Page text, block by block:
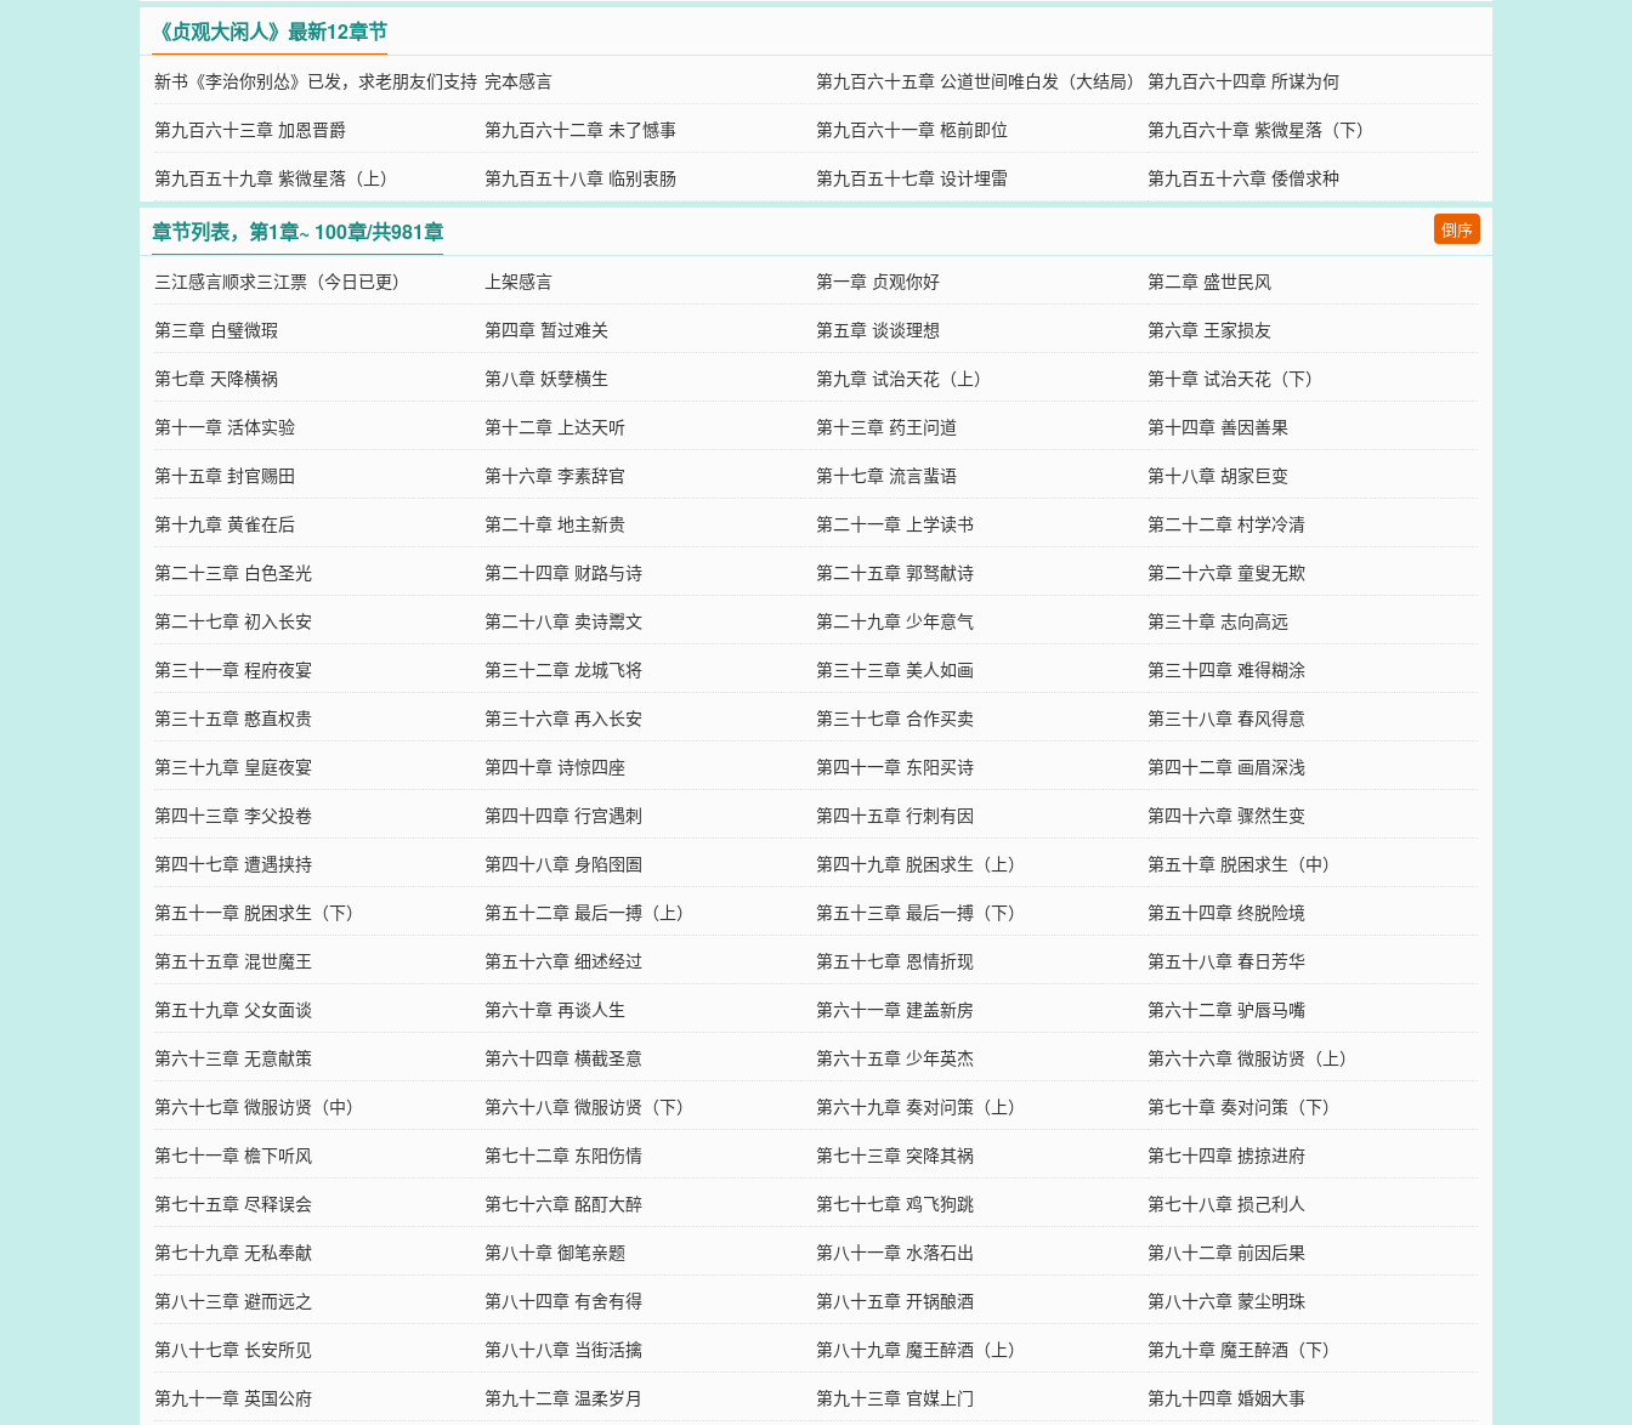
《贞观大闲人》最新12章节
新书《李治你别怂》已发，求老朋友们支持 完本感言 第九百六十五章 公道世间唯白发（大结局） 第九百六十四章 所谋为何
第九百六十三章 加恩晋爵
第九百六十二章 未了憾事 第九百六十一章 柩前即位
第九百六十章 紫微星落（下）
第九百五十九章 紫微星落（上）
第九百五十八章 临别衷肠 第九百五十七章 设计埋雷 第九百五十六章 倭僧求种
章节列表，第1章~ 100章/共981章 倒序
三江感言顺求三江票（今日已更） 上架感言 第一章 贞观你好
第二章 盛世民风
第三章 白璧微瑕
第四章 暂过难关 第五章 谈谈理想
第六章 王家损友
第七章 天降横祸
第八章 妖孽横生 第九章 试治天花（上）
第十章 试治天花（下）
第十一章 活体实验
第十二章 上达天听 第十三章 药王问道
第十四章 善因善果
第十五章 封官赐田
第十六章 李素辞官 第十七章 流言蜚语
第十八章 胡家巨变
第十九章 黄雀在后
第二十章 地主新贵 第二十一章 上学读书
第二十二章 村学冷清
第二十三章 白色圣光
第二十四章 财路与诗 第二十五章 郭驽献诗
第二十六章 童叟无欺
第二十七章 初入长安
第二十八章 卖诗鬻文 第二十九章 少年意气
第三十章 志向高远
第三十一章 程府夜宴
第三十二章 龙城飞将 第三十三章 美人如画
第三十四章 难得糊涂
第三十五章 憨直权贵
第三十六章 再入长安 第三十七章 合作买卖
第三十八章 春风得意
第三十九章 皇庭夜宴
第四十章 诗惊四座 第四十一章 东阳买诗
第四十二章 画眉深浅
第四十三章 李父投卷
第四十四章 行宫遇刺 第四十五章 行刺有因
第四十六章 骤然生变
第四十七章 遭遇挟持
第四十八章 身陷囹圄 第四十九章 脱困求生（上）
第五十章 脱困求生（中）
第五十一章 脱困求生（下）
第五十二章 最后一搏（上） 第五十三章 最后一搏（下）
第五十四章 终脱险境
第五十五章 混世魔王
第五十六章 细述经过 第五十七章 恩情折现
第五十八章 春日芳华
第五十九章 父女面谈
第六十章 再谈人生 第六十一章 建盖新房
第六十二章 驴唇马嘴
第六十三章 无意献策
第六十四章 横截圣意 第六十五章 少年英杰
第六十六章 微服访贤（上）
第六十七章 微服访贤（中）
第六十八章 微服访贤（下） 第六十九章 奏对问策（上）
第七十章 奏对问策（下）
第七十一章 檐下听风
第七十二章 东阳伤情 第七十三章 突降其祸
第七十四章 掳掠进府
第七十五章 尽释误会
第七十六章 酩酊大醉 第七十七章 鸡飞狗跳
第七十八章 损己利人
第七十九章 无私奉献
第八十章 御笔亲题 第八十一章 水落石出
第八十二章 前因后果
第八十三章 避而远之
第八十四章 有舍有得 第八十五章 开锅酿酒
第八十六章 蒙尘明珠
第八十七章 长安所见
第八十八章 当街活擒 第八十九章 魔王醉酒（上）
第九十章 魔王醉酒（下）
第九十一章 英国公府
第九十二章 温柔岁月 第九十三章 官媒上门 第九十四章 婚姻大事